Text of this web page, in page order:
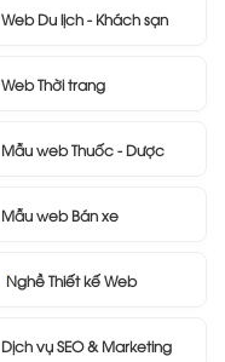
Web Du lịch - Khách sạn
Web Thời trang
Mẫu web Thuốc - Dược
Mẫu web Bán xe
Nghề Thiết kế Web
Dịch vụ SEO & Marketing